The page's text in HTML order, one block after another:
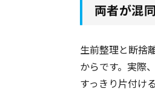
両者が混
生前整理と断捨
からです。実際
すっきり片付け